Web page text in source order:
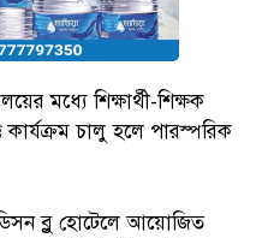
মধ্যে শিক্ষার্থী-শিক্ষক
চালু হলে পারস্পরিক
ব্লু হোটেলে আয়োজিত